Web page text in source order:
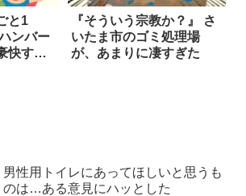
と1
ンバー
快すぎ
『そういう宗教か？』 さ
いたま市のゴミ処理場
が、あまりに凄すぎた
男性用トイレにあってほしいと思うも
のは…ある意見にハッとした